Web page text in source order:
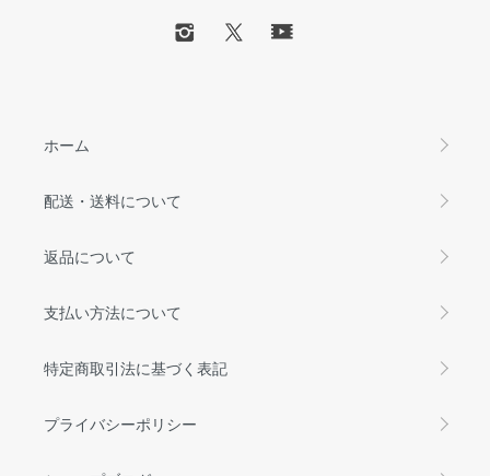
ホーム
配送・送料について
返品について
支払い方法について
特定商取引法に基づく表記
プライバシーポリシー